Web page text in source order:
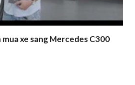
mua xe sang Mercedes C300